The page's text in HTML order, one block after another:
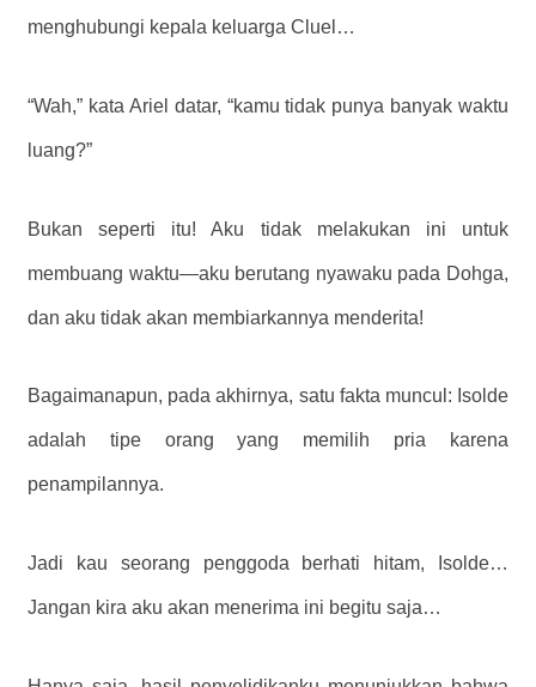
menghubungi kepala keluarga Cluel…
“Wah,” kata Ariel datar, “kamu tidak punya banyak waktu
luang?”
Bukan seperti itu! Aku tidak melakukan ini untuk
membuang waktu—aku berutang nyawaku pada Dohga,
dan aku tidak akan membiarkannya menderita!
Bagaimanapun, pada akhirnya, satu fakta muncul: Isolde
adalah tipe orang yang memilih pria karena
penampilannya.
Jadi kau seorang penggoda berhati hitam, Isolde…
Jangan kira aku akan menerima ini begitu saja…